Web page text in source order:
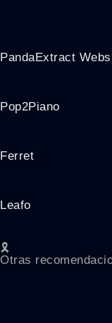
PandaExtract
Pop2Piano
Ferret
Leafo
🎗️
Otras